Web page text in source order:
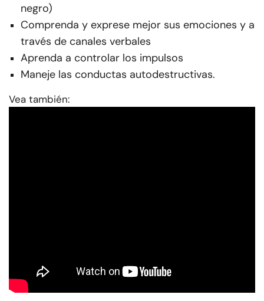
negro)
Comprenda y exprese mejor sus emociones y a
través de canales verbales
Aprenda a controlar los impulsos
Maneje las conductas autodestructivas.
Vea también: